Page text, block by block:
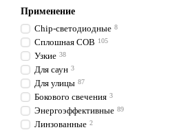
Применение
Chip-светодиодные 8
Сплошная COB 105
Узкие 38
Для саун 3
Для улицы 87
Бокового свечения 3
Энергоэффективные 89
Линзованные 2